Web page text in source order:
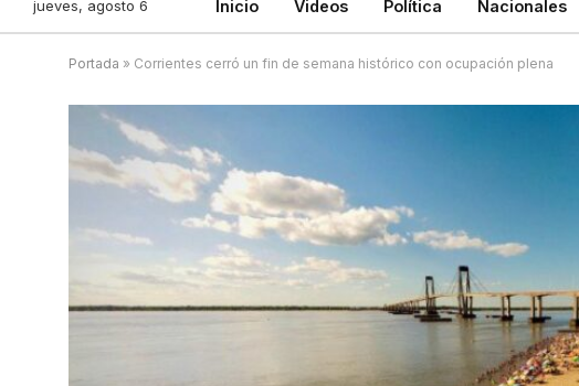
jueves, agosto 6 Inicio Videos Política Nacionales
Portada » Corrientes cerró un fin de semana histórico con ocupación plena